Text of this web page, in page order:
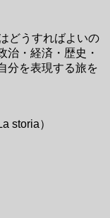
どうすればよいの
治・経済・歴史・
分を表現する旅を
storia）